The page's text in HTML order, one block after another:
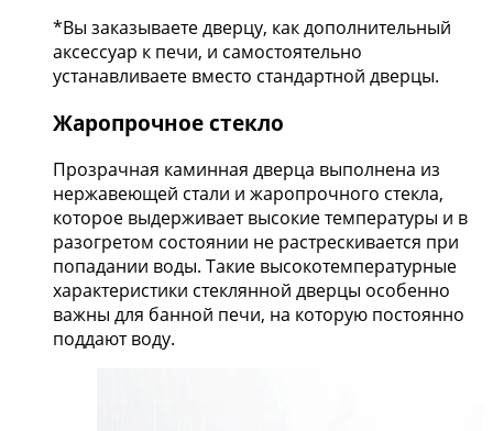
*Вы заказываете дверцу, как дополнительный
аксессуар к печи, и самостоятельно
устанавливаете вместо стандартной дверцы.
Жаропрочное стекло
Прозрачная каминная дверца выполнена из
нержавеющей стали и жаропрочного стекла,
которое выдерживает высокие температуры и в
разогретом состоянии не растрескивается при
попадании воды. Такие высокотемпературные
характеристики стеклянной дверцы особенно
важны для банной печи, на которую постоянно
поддают воду.